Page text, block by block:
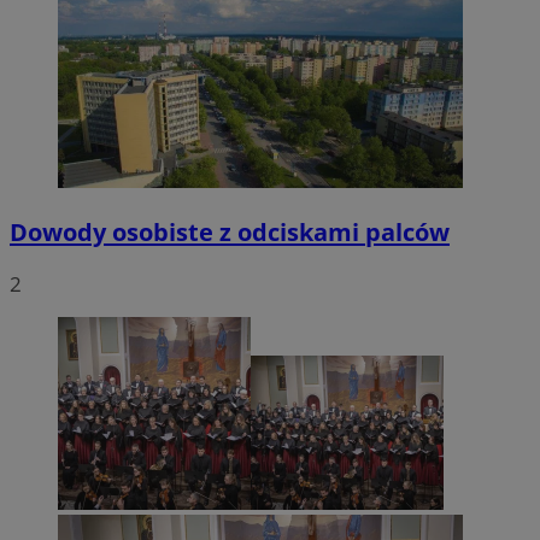
Dowody osobiste z odciskami palców
2
VISITOR_PRIVACY_METADATA
YouTube
.youtube.com
5 miesięcy 4
CookieScriptConsent
CookieScript
mojetychy.pl
4 tygodnie 2